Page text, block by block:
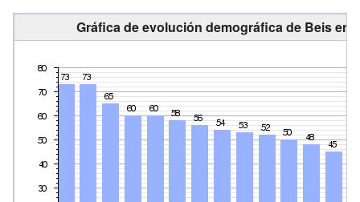
Gráfica de evolución demográfica de Beis